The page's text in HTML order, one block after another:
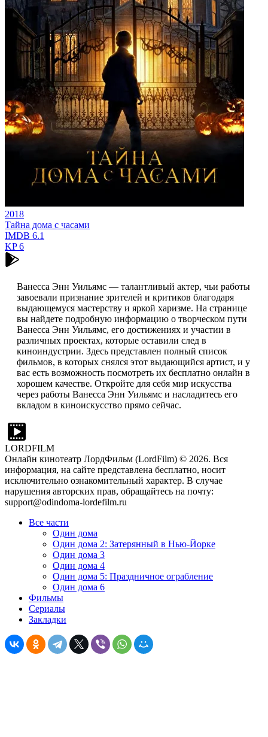
2018
Тайна дома с часами
IMDB 6.1
KP6
Ванесса Энн Уильямс — талантливый актер, чьи работы
завоевали признание зрителей и критиков благодаря
выдающемуся мастерству и яркой харизме. На странице
вы найдете подробную информацию о творческом пути
Ванесса Энн Уильямс, его достижениях и участии в
различных проектах, которые оставили след в
киноиндустрии. Здесь представлен полный список
фильмов, в которых снялся этот выдающийся артист, и у
вас есть возможность посмотреть их бесплатно онлайн в
хорошем качестве. Откройте для себя мир искусства
через работы Ванесса Энн Уильямс и насладитесь его
вкладом в киноискусство прямо сейчас.
LORDFILM
Онлайн кинотеатр ЛордФильм (LordFilm) © 2026. Вся
информация, на сайте представлена бесплатно, носит
исключительно ознакомительный характер. В случае
нарушения авторских прав, обращайтесь на почту:
support@odindoma-lordefilm.ru
Все части
Один дома
Один дома 2: Затерянный в Нью-Йорке
Один дома 3
Один дома 4
Один дома 5: Праздничное ограбление
Один дома 6
Фильмы
Сериалы
Закладки